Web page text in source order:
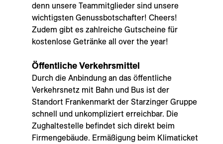
denn unsere Teammitglieder sind unsere
wichtigsten Genussbotschafter! Cheers!
Zudem gibt es zahlreiche Gutscheine für
kostenlose Getränke all over the year!
Öffentliche Verkehrsmittel
Durch die Anbindung an das öffentliche
Verkehrsnetz mit Bahn und Bus ist der
Standort Frankenmarkt der Starzinger Gruppe
schnell und unkompliziert erreichbar. Die
Zughaltestelle befindet sich direkt beim
Firmengebäude. Ermäßigung beim Klimaticket